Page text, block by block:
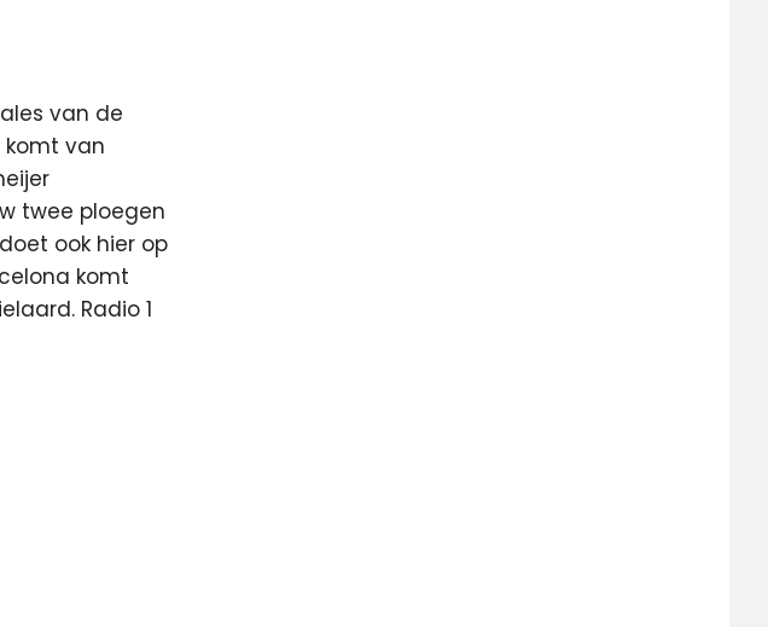
van de
komt van
twee ploegen
ook hier op
komt
Radio 1